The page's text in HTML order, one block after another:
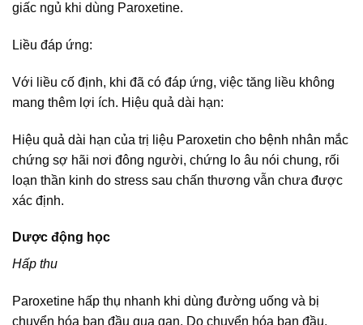
giấc ngủ khi dùng Paroxetine.
Liều đáp ứng:
Với liều cố định, khi đã có đáp ứng, việc tăng liều không
mang thêm lợi ích. Hiệu quả dài hạn:
Hiệu quả dài hạn của trị liệu Paroxetin cho bệnh nhân mắc
chứng sợ hãi nơi đông người, chứng lo âu nói chung, rối
loạn thần kinh do stress sau chấn thương vẫn chưa được
xác định.
Dược động học
Hấp thu
Paroxetine hấp thụ nhanh khi dùng đường uống và bị
chuyển hóa ban đầu qua gan. Do chuyển hóa ban đầu,